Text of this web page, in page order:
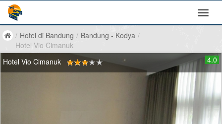
/ Hotel di Bandung / Bandung - Kodya /
Hotel Vio Cimanuk
Hotel Vio Cimanuk
4.0